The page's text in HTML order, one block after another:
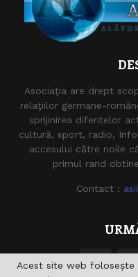
Asociaţia are drept
relaţiilor germane-
sprijinirea diferitelor
cultură, sport, radio,
accesului către noile
primul rand
Contact :
Acest site web